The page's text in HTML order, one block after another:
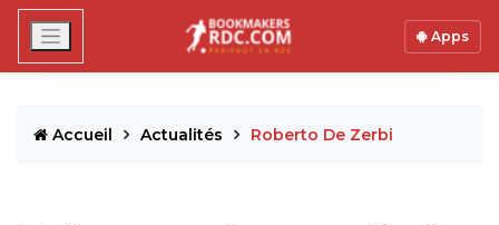
Apps
Accueil Actualités Roberto De Zerbi